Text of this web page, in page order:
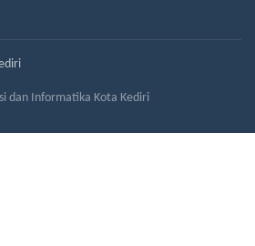
dan Informatika Kota Kediri